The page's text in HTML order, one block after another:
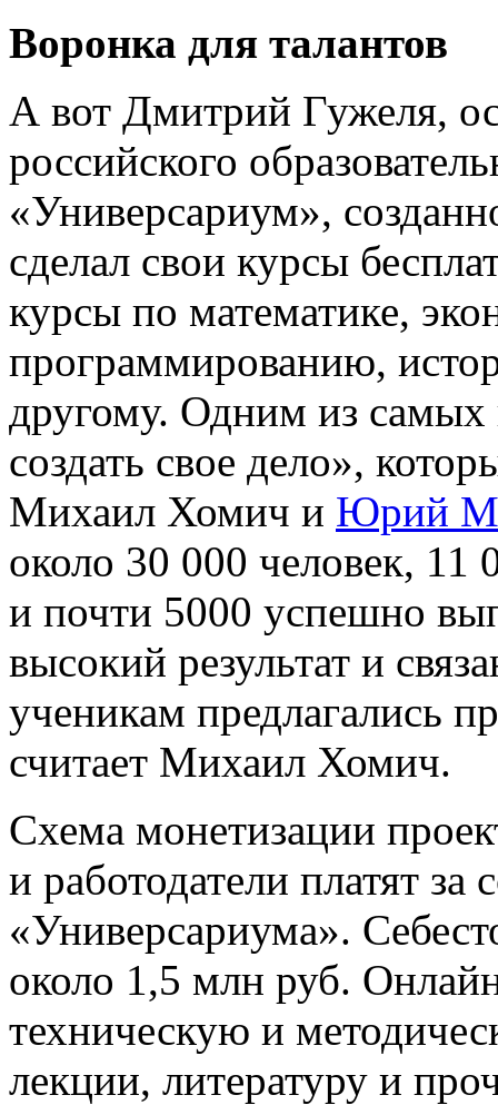
Воронка для талантов
А вот Дмитрий Гужеля,
российского
«Универсариум»,
сделал свои курсы
курсы по математике,
программированию,
другому. Одним из самых
создать свое дело»,
Михаил Хомич и Юрий
около 30 000 человек,
и почти 5000 успешно
высокий результат и
ученикам предлагались
считает Михаил Хомич.
Схема монетизации
и работодатели платят за
«Универсариума».
около 1,5 млн руб.
техническую и
лекции, литературу и